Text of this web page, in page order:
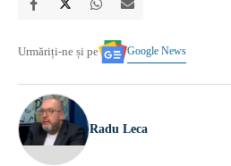
Urmăriți-ne și pe Google News
Radu Leca